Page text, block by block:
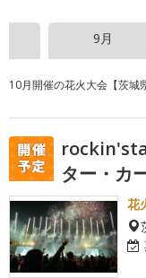
9月
10月開催の花火大会【茨城
ター・カ
花